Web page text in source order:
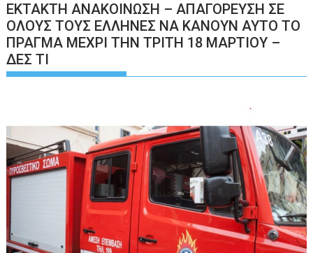
ΕΚΤΑΚΤΗ ΑΝΑΚΟΙΝΩΣΗ – ΑΠΑΓΟΡΕΥΣΗ ΣΕ
ΟΛΟΥΣ ΤΟΥΣ ΕΛΛΗΝΕΣ ΝΑ ΚΑΝΟΥΝ ΑΥΤΟ ΤΟ
ΠΡΑΓΜΑ ΜΕΧΡΙ ΤΗΝ ΤΡΙΤΗ 18 ΜΑΡΤΙΟΥ –
ΔΕΣ ΤΙ